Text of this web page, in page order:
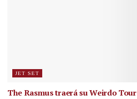
JET SET
The Rasmus traerá su Weirdo